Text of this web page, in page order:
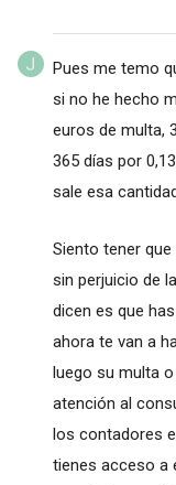
Pues me temo
si no he hecho
euros de multa,
365 días por
sale esa
Siento tener
sin perjuicio de
dicen es que
ahora te van a
luego su multa
atención al
los contadores
tienes acceso a